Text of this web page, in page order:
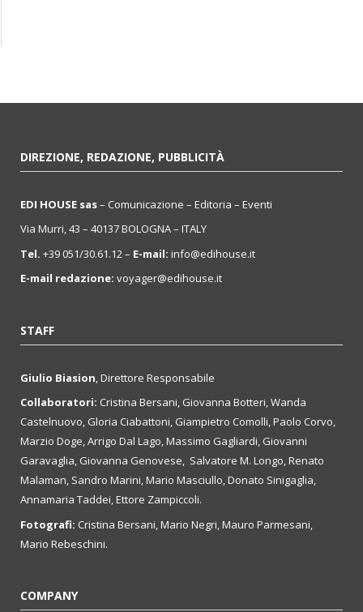
DIREZIONE, REDAZIONE, PUBBLICITÀ
EDI HOUSE sas– Comunicazione – Editoria – Eventi
Via Murri, 43 – 40137 BOLOGNA – ITALY
Tel. +39 051/30.61.12 – E-mail: info@edihouse.it
E-mail redazione: voyager@edihouse.it
STAFF
Giulio Biasion, Direttore Responsabile
Collaboratori: Cristina Bersani, Giovanna Botteri, Wanda
Castelnuovo, Gloria Ciabattoni, Giampietro Comolli, Paolo Corvo,
Marzio Doge, Arrigo Dal Lago, Massimo Gagliardi, Giovanni
Garavaglia, Giovanna Genovese, Salvatore M. Longo, Renato
Malaman, Sandro Marini, Mario Masciullo, Donato Sinigaglia,
Annamaria Taddei, Ettore Zampiccoli.
Fotografi: Cristina Bersani, Mario Negri, Mauro Parmesani,
Mario Rebeschini.
COMPANY